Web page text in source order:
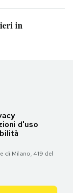
in
d'uso
di Milano, 419 del